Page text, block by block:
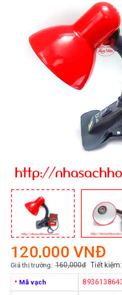
120,000 VNĐ
Giá thị trường: 160,000đ Tiết kiệm:
• Mã vạch